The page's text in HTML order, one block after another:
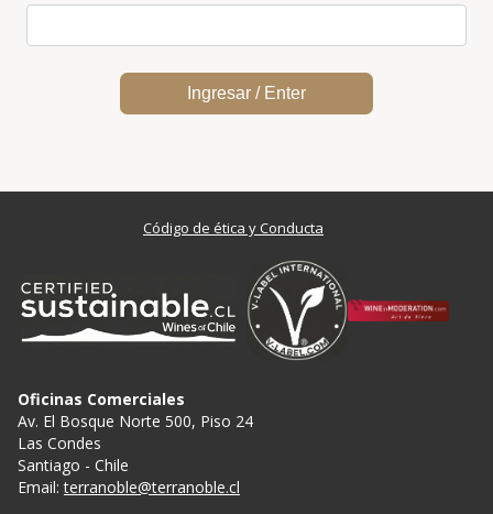
Oficinas Comerciales
Av. El Bosque Norte 500, Piso 24
Las Condes
Santiago - Chile
Email:terranoble@terranoble.cl
Código de ética y Conducta